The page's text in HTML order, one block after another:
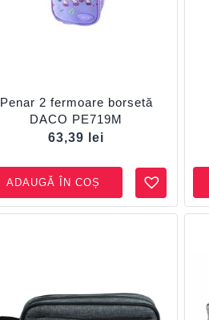
Penar 2 fermoare borsetă
DACO PE719M
63,39
lei
ADAUGĂ ÎN COȘ